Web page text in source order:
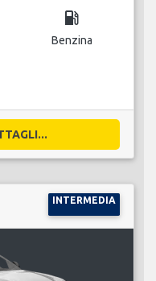
local_gas_station
Benzina
INTERMEDIA